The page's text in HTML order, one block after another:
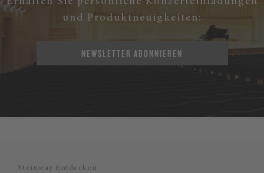
und Produktneuigkeiten:
NEWSLETTER ABONNIEREN
Steinway Entdecken